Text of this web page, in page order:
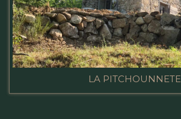
LA PITCHOUNNETE